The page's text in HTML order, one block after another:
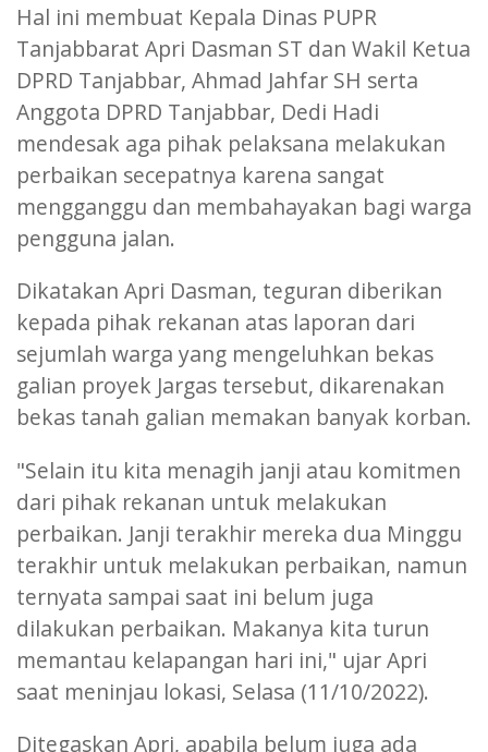
Hal ini membuat Kepala Dinas PUPR
Tanjabbarat Apri Dasman ST dan Wakil Ketua
DPRD Tanjabbar, Ahmad Jahfar SH serta
Anggota DPRD Tanjabbar, Dedi Hadi
mendesak aga pihak pelaksana melakukan
perbaikan secepatnya karena sangat
mengganggu dan membahayakan bagi warga
pengguna jalan.
Dikatakan Apri Dasman, teguran diberikan
kepada pihak rekanan atas laporan dari
sejumlah warga yang mengeluhkan bekas
galian proyek Jargas tersebut, dikarenakan
bekas tanah galian memakan banyak korban.
"Selain itu kita menagih janji atau komitmen
dari pihak rekanan untuk melakukan
perbaikan. Janji terakhir mereka dua Minggu
terakhir untuk melakukan perbaikan, namun
ternyata sampai saat ini belum juga
dilakukan perbaikan. Makanya kita turun
memantau kelapangan hari ini," ujar Apri
saat meninjau lokasi, Selasa (11/10/2022).
Ditegaskan Apri, apabila belum juga ada